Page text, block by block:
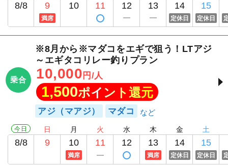
8/8 9
満席
10 11 12 13 14
定休日
15
定休日
乗合
※8月から※マダコをエギで狙う！LTアジ
～エギタコリレー釣りプラン
10,000 円/人
1,500ポイント還元
アジ（マアジ） マダコ
今日
8/8
日
9
月
10
満席
火
11
水
12
木
13
満席
金
14
定休日
土
15
定休日